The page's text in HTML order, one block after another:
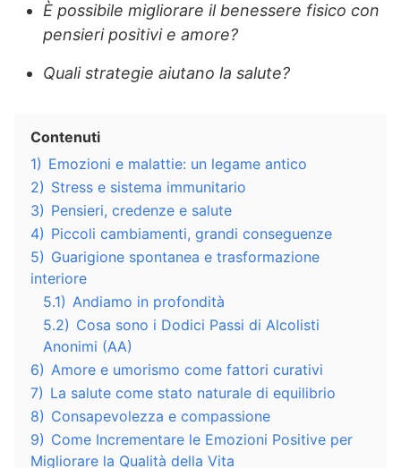
È possibile migliorare il benessere fisico con
pensieri positivi e amore?
Quali strategie aiutano la salute?
Contenuti
1) Emozioni e malattie: un legame antico
2) Stress e sistema immunitario
3) Pensieri, credenze e salute
4) Piccoli cambiamenti, grandi conseguenze
5) Guarigione spontanea e trasformazione
interiore
5.1) Andiamo in profondità
5.2) Cosa sono i Dodici Passi di Alcolisti
Anonimi (AA)
6) Amore e umorismo come fattori curativi
7) La salute come stato naturale di equilibrio
8) Consapevolezza e compassione
9) Come Incrementare le Emozioni Positive per
Migliorare la Qualità della Vita